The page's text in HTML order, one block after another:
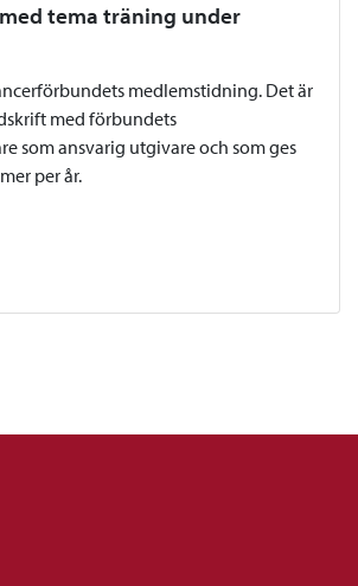
tema träning under
medlemstidning. Det är
med förbundets
som ansvarig utgivare och som ges
per år.